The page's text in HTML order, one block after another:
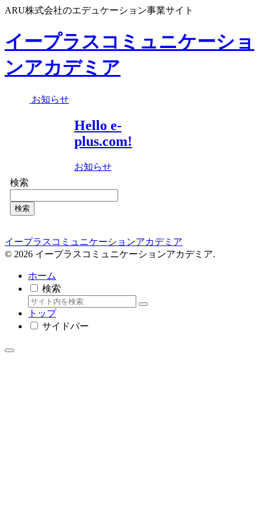
ARU株式会社のエデュケーション事業サイト
イープラスコミュニケーショ
ンアカデミア
お知らせ
Hello e-
plus.com!
お知らせ
検索
検索
イープラスコミュニケーションアカデミア
© 2026 イープラスコミュニケーションアカデミア.
ホーム
検索
トップ
サイドバー